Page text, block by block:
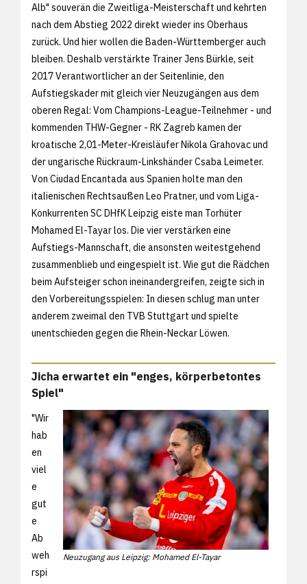
Alb" souverän die Zweitliga-Meisterschaft und kehrten
nach dem Abstieg 2022 direkt wieder ins Oberhaus
zurück. Und hier wollen die Baden-Württemberger auch
bleiben. Deshalb verstärkte Trainer Jens Bürkle, seit
2017 Verantwortlicher an der Seitenlinie, den
Aufstiegskader mit gleich vier Neuzugängen aus dem
oberen Regal: Vom Champions-League-Teilnehmer - und
kommenden THW-Gegner - RK Zagreb kamen der
kroatische 2,01-Meter-Kreisläufer Nikola Grahovac und
der ungarische Rückraum-Linkshänder Csaba Leimeter.
Von Ciudad Encantada aus Spanien holte man den
italienischen Rechtsaußen Leo Pratner, und vom Liga-
Konkurrenten SC DHfK Leipzig eiste man Torhüter
Mohamed El-Tayar los. Die vier verstärken eine
Aufstiegs-Mannschaft, die ansonsten weitestgehend
zusammenblieb und eingespielt ist. Wie gut die Rädchen
beim Aufsteiger schon ineinandergreifen, zeigte sich in
den Vorbereitungsspielen: In diesen schlug man unter
anderem zweimal den TVB Stuttgart und spielte
unentschieden gegen die Rhein-Neckar Löwen.
Jicha erwartet ein "enges, körperbetontes
Spiel"
Neuzugang aus Leipzig: Mohamed El-Tayar
"Wir
hab
en
viel
e
gut
e
Ab
weh
rspi